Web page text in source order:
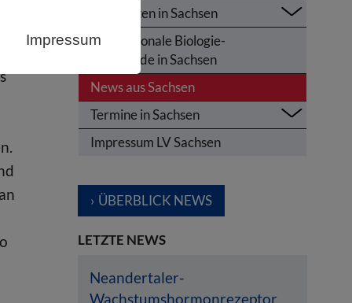
Impressum
Aktivitäten in Sachsen
Internationale Biologie-
Olympiade in Sachsen
News aus Sachsen
Termine in Sachsen
Impressum LV Sachsen
ÜBERBLICK NEWS
LETZTE NEWS
Neandertaler-
Wachstumshormonrezeptor